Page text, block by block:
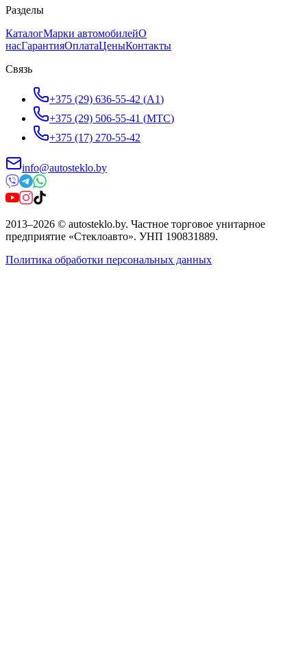
Разделы
КаталогМарки автомобилейО
насГарантияОплатаЦеныКонтакты
Связь
+375 (29) 636-55-42 (A1)
+375 (29) 506-55-41 (МТС)
+375 (17) 270-55-42
info@autosteklo.by
2013–2026 © autosteklo.by. Частное торговое унитарное
предприятие «Стеклоавто». УНП 190831889.
Политика обработки персональных данных